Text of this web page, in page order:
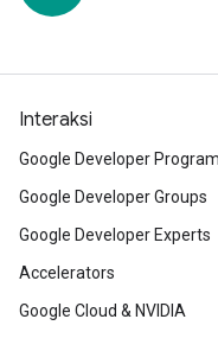
Interaksi
Google Developer Program
Google Developer Groups
Google Developer Experts
Accelerators
Google Cloud & NVIDIA